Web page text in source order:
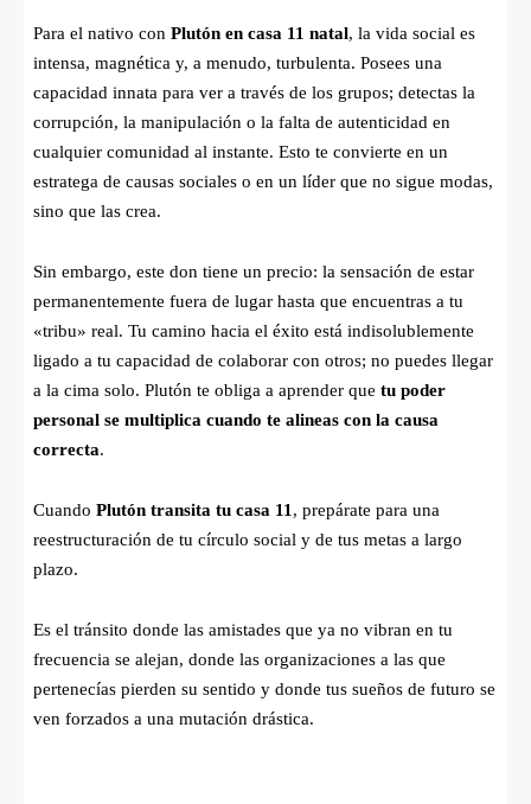
Para el nativo con Plutón en casa 11 natal, la vida social es
intensa, magnética y, a menudo, turbulenta. Posees una
capacidad innata para ver a través de los grupos; detectas la
corrupción, la manipulación o la falta de autenticidad en
cualquier comunidad al instante. Esto te convierte en un
estratega de causas sociales o en un líder que no sigue modas,
sino que las crea.
Sin embargo, este don tiene un precio: la sensación de estar
permanentemente fuera de lugar hasta que encuentras a tu
«tribu» real. Tu camino hacia el éxito está indisolublemente
ligado a tu capacidad de colaborar con otros; no puedes llegar
a la cima solo. Plutón te obliga a aprender que tu poder
personal se multiplica cuando te alineas con la causa
correcta.
Cuando Plutón transita tu casa 11 , prepárate para una
reestructuración de tu círculo social y de tus metas a largo
plazo.
Es el tránsito donde las amistades que ya no vibran en tu
frecuencia se alejan, donde las organizaciones a las que
pertenecías pierden su sentido y donde tus sueños de futuro se
ven forzados a una mutación drástica.